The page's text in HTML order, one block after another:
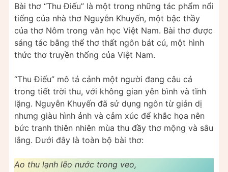
Bài thơ “Thu Điếu” là một trong những tác phẩm nổi
tiếng của nhà thơ Nguyễn Khuyến, một bậc thầy
của thơ Nôm trong văn học Việt Nam. Bài thơ được
sáng tác bằng thể thơ thất ngôn bát cú, một hình
thức thơ truyền thống của Việt Nam.
“Thu Điếu” mô tả cảnh một người đang câu cá
trong tiết trời thu, với không gian yên bình và tĩnh
lặng. Nguyễn Khuyến đã sử dụng ngôn từ giản dị
nhưng giàu hình ảnh và cảm xúc để khắc họa nên
bức tranh thiên nhiên mùa thu đầy thơ mộng và sâu
lắng. Dưới đây là toàn bộ bài thơ:
Ao thu lạnh lẽo nước trong veo,